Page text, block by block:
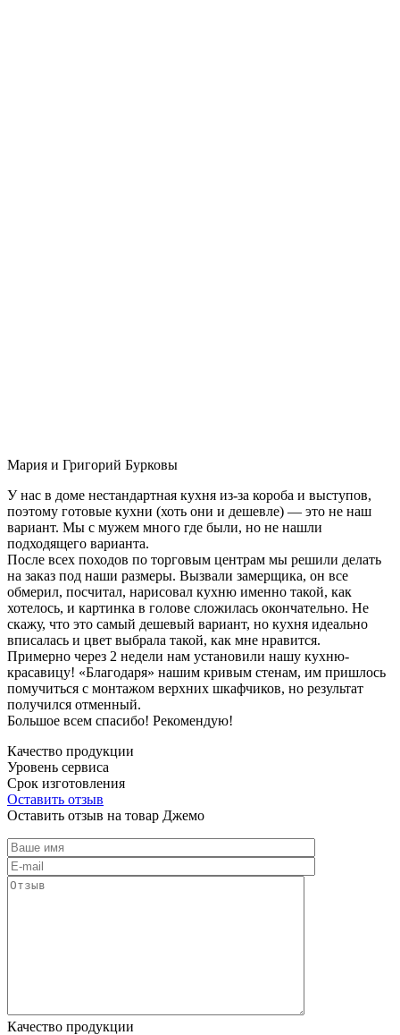
Мария и Григорий Бурковы
У нас в доме нестандартная кухня из-за короба и выступов,
поэтому готовые кухни (хоть они и дешевле) — это не наш
вариант. Мы с мужем много где были, но не нашли
подходящего варианта.
После всех походов по торговым центрам мы решили делать
на заказ под наши размеры. Вызвали замерщика, он все
обмерил, посчитал, нарисовал кухню именно такой, как
хотелось, и картинка в голове сложилась окончательно. Не
скажу, что это самый дешевый вариант, но кухня идеально
вписалась и цвет выбрала такой, как мне нравится.
Примерно через 2 недели нам установили нашу кухню-
красавицу! «Благодаря» нашим кривым стенам, им пришлось
помучиться с монтажом верхних шкафчиков, но результат
получился отменный.
Большое всем спасибо! Рекомендую!
Качество продукции
Уровень сервиса
Срок изготовления
Оставить отзыв
Оставить отзыв на товар Джемо
Качество продукции